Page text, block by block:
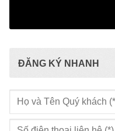
ĐĂNG KÝ NHANH